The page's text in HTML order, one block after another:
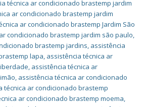
técnica ar condicionado brastemp jardim
ar condicionado brastemp jardim
ar condicionado brastemp Jardim São
condicionado brastemp jardim são paulo,
brastemp jardins, assistência
lapa, assistência técnica ar
, assistência técnica ar
, assistência técnica ar condicionado
técnica ar condicionado brastemp
ar condicionado brastemp moema,